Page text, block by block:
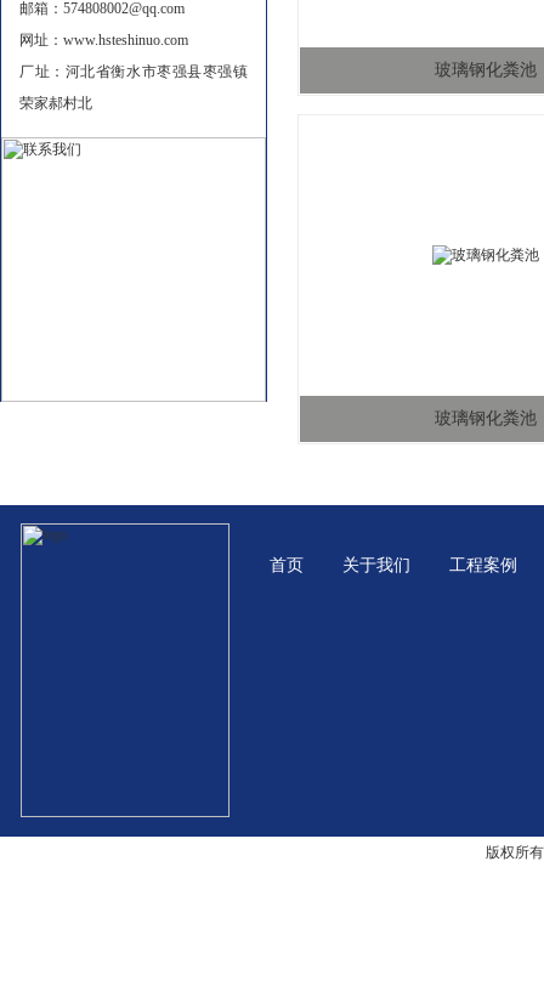
邮箱：574808002@qq.com
网址：www.hsteshinuo.com
厂址：河北省衡水市枣强县枣强镇
荣家郝村北
玻璃钢化粪池
玻璃钢化粪池
首页 关于我们 工程案例
版权所